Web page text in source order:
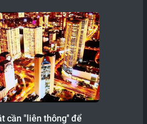
cần "liên thông'' để